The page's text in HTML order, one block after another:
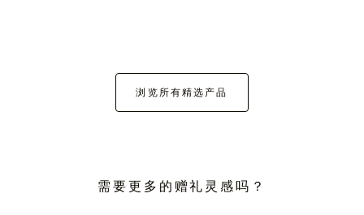
浏览所有精选产品
需要更多的赠礼灵感吗？